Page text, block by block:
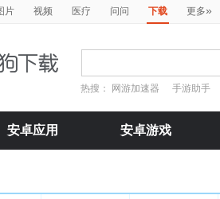
片 视频 医疗 问问 下载 更多»
热搜： 网游加速器 手游助手
安卓应用 安卓游戏